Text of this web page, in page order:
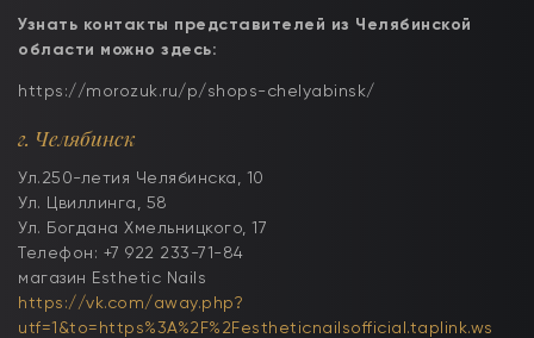
Узнать контакты представителей из Челябинской
области можно здесь:
https://morozuk.ru/p/shops-chelyabinsk/
г. Челябинск
Ул.250-летия Челябинска, 10
Ул. Цвиллинга, 58
Ул. Богдана Хмельницкого, 17
Телефон: +7 922 233-71-84
магазин Esthetic Nails
https://vk.com/away.php?
utf=1&to=https%3A%2F%2Festheticnailsofficial.taplink.ws